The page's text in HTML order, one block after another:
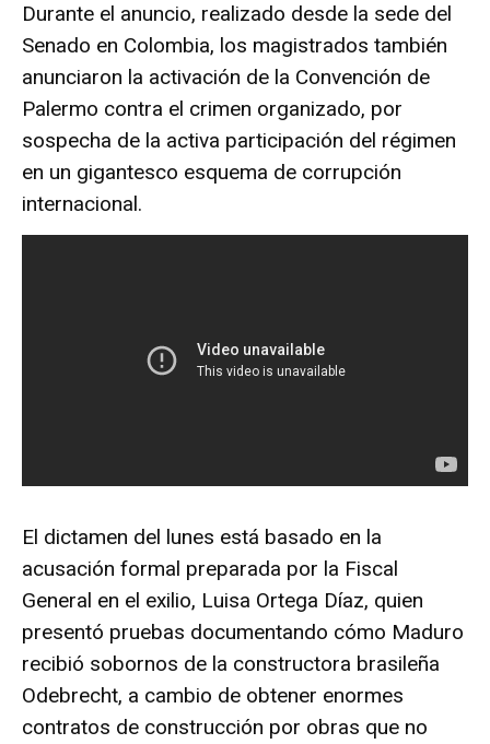
Durante el anuncio, realizado desde la sede del
Senado en Colombia, los magistrados también
anunciaron la activación de la Convención de
Palermo contra el crimen organizado, por
sospecha de la activa participación del régimen
en un gigantesco esquema de corrupción
internacional.
El dictamen del lunes está basado en la
acusación formal preparada por la Fiscal
General en el exilio, Luisa Ortega Díaz, quien
presentó pruebas documentando cómo Maduro
recibió sobornos de la constructora brasileña
Odebrecht, a cambio de obtener enormes
contratos de construcción por obras que no